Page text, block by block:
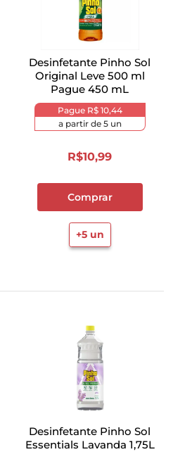
Desinfetante Pinho Sol
Original Leve 500 ml
Pague 450 mL
Pague R$ 10,44
a partir de 5un
R$10,99
Comprar
+5un
Desinfetante Pinho Sol
Essentials Lavanda 1,75L